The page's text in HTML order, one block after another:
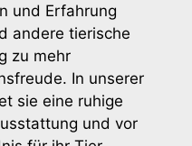
und Erfahrung
andere tierische
zu mehr
In unserer
sie eine ruhige
und vor